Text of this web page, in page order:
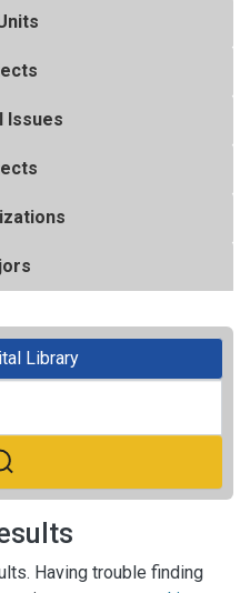
Issues
Library
Having trouble finding